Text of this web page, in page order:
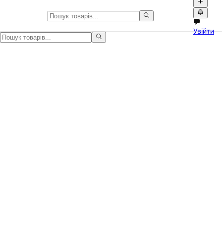
Жакет, який притягує погляди.
Структурований крій, акцентні ґудзики та трендовий cut-out
Увійти